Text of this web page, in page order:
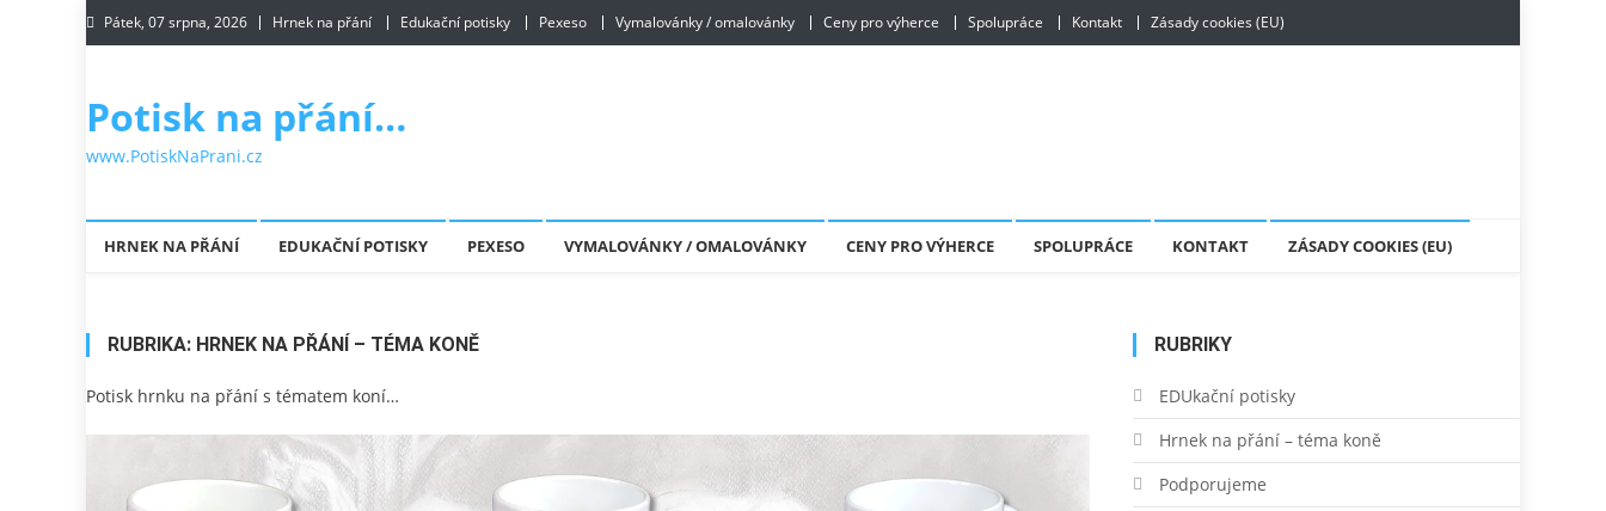
Skip to content
Pátek, 07 srpna, 2026 Hrnek na přání Edukační potisky Pexeso Vymalovánky / omalovánky Ceny pro výherce Spolupráce Kontakt Zásady cookies (EU)
Potisk na přání…
www.PotiskNaPrani.cz
HRNEK NA PŘÁNÍ EDUKAČNÍ POTISKY PEXESO VYMALOVÁNKY / OMALOVÁNKY CENY PRO VÝHERCE SPOLUPRÁCE KONTAKT ZÁSADY COOKIES (EU)
RUBRIKA: HRNEK NA PŘÁNÍ – TÉMA KONĚ
Potisk hrnku na přání s tématem koní…
RUBRIKY
EDUkační potisky
Hrnek na přání – téma koně
Podporujeme